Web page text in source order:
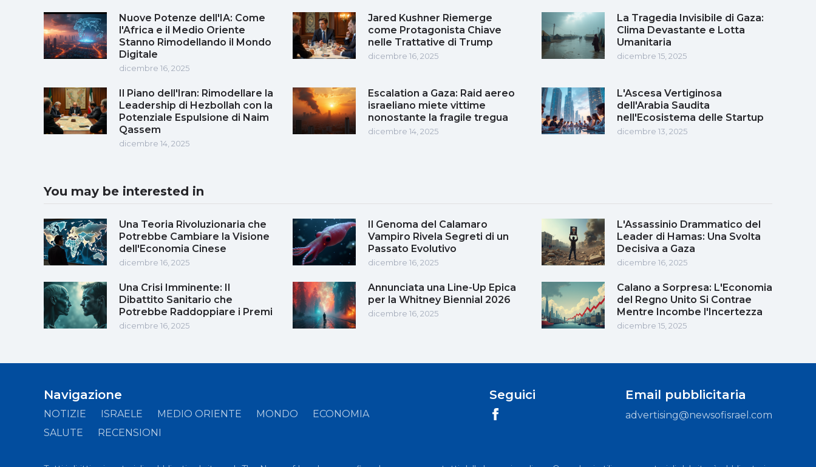
Nuove Potenze dell'IA: Come
l'Africa e il Medio Oriente
Stanno Rimodellando il Mondo
Digitale
dicembre 16, 2025
Jared Kushner Riemerge
come Protagonista Chiave
nelle Trattative di Trump
dicembre 16, 2025
La Tragedia Invisibile di Gaza:
Clima Devastante e Lotta
Umanitaria
dicembre 15, 2025
Il Piano dell'Iran: Rimodellare la
Leadership di Hezbollah con la
Potenziale Espulsione di Naim
Qassem
dicembre 14, 2025
Escalation a Gaza: Raid aereo
israeliano miete vittime
nonostante la fragile tregua
dicembre 14, 2025
L'Ascesa Vertiginosa
dell'Arabia Saudita
nell'Ecosistema delle Startup
dicembre 13, 2025
You may be interested in
Una Teoria Rivoluzionaria che
Potrebbe Cambiare la Visione
dell'Economia Cinese
dicembre 16, 2025
Il Genoma del Calamaro
Vampiro Rivela Segreti di un
Passato Evolutivo
dicembre 16, 2025
L'Assassinio Drammatico del
Leader di Hamas: Una Svolta
Decisiva a Gaza
dicembre 16, 2025
Una Crisi Imminente: Il
Dibattito Sanitario che
Potrebbe Raddoppiare i Premi
dicembre 16, 2025
Annunciata una Line-Up Epica
per la Whitney Biennial 2026
dicembre 16, 2025
Calano a Sorpresa: L'Economia
del Regno Unito Si Contrae
Mentre Incombe l'Incertezza
dicembre 15, 2025
Navigazione
NOTIZIE ISRAELE MEDIO ORIENTE MONDO
ECONOMIA
SALUTE
RECENSIONI
Seguici Email pubblicitaria
advertising@newsofisrael.com